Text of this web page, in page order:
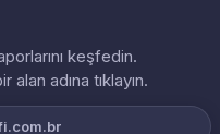
keşfedin.
adına tıklayın.